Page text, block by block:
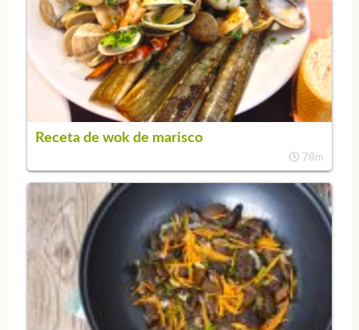
Receta de wok de marisco
78m